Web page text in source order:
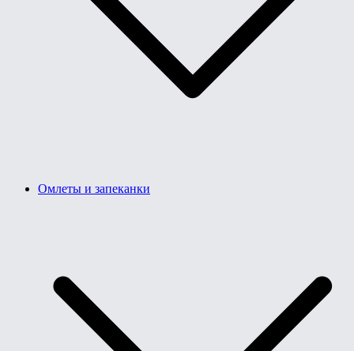
Омлеты и запеканки